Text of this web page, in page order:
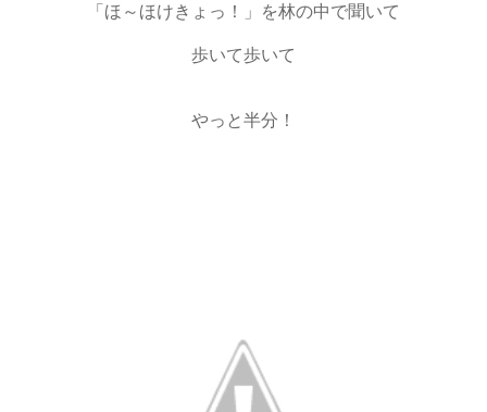
「ほ～ほけきょっ！」を林の中で聞いて
歩いて歩いて
やっと半分！